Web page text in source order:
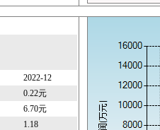
2022-12
0.22元
6.70元
1.18